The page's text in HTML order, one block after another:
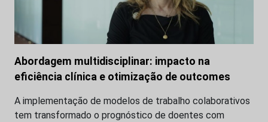
Abordagem multidisciplinar: impacto na
eficiência clínica e otimização de outcomes
A implementação de modelos de trabalho colaborativos
tem transformado o prognóstico de doentes com